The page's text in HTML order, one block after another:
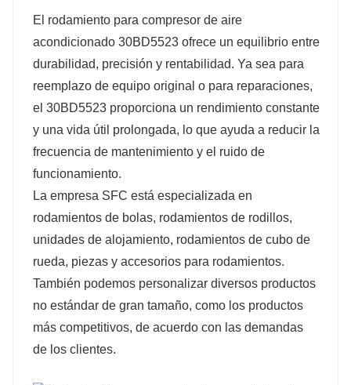
El rodamiento para compresor de aire
acondicionado 30BD5523 ofrece un equilibrio entre
durabilidad, precisión y rentabilidad. Ya sea para
reemplazo de equipo original o para reparaciones,
el 30BD5523 proporciona un rendimiento constante
y una vida útil prolongada, lo que ayuda a reducir la
frecuencia de mantenimiento y el ruido de
funcionamiento.
La empresa SFC está especializada en
rodamientos de bolas, rodamientos de rodillos,
unidades de alojamiento, rodamientos de cubo de
rueda, piezas y accesorios para rodamientos.
También podemos personalizar diversos productos
no estándar de gran tamaño, como los productos
más competitivos, de acuerdo con las demandas
de los clientes.